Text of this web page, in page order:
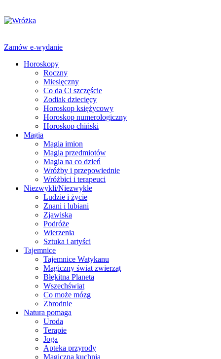
Zamów e-wydanie
Horoskopy
Roczny
Miesięczny
Co da Ci szczęście
Zodiak dziecięcy
Horoskop księżycowy
Horoskop numerologiczny
Horoskop chiński
Magia
Magia imion
Magia przedmiotów
Magia na co dzień
Wróżby i przepowiednie
Wróżbici i terapeuci
Niezwykli/Niezwykłe
Ludzie i życie
Znani i lubiani
Zjawiska
Podróże
Wierzenia
Sztuka i artyści
Tajemnice
Tajemnice Watykanu
Magiczny świat zwierząt
Błękitna Planeta
Wszechświat
Co może mózg
Zbrodnie
Natura pomaga
Uroda
Terapie
Joga
Apteka przyrody
Magiczna kuchnia